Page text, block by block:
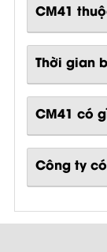
CM41
Thời gian
CM41 có
Công ty